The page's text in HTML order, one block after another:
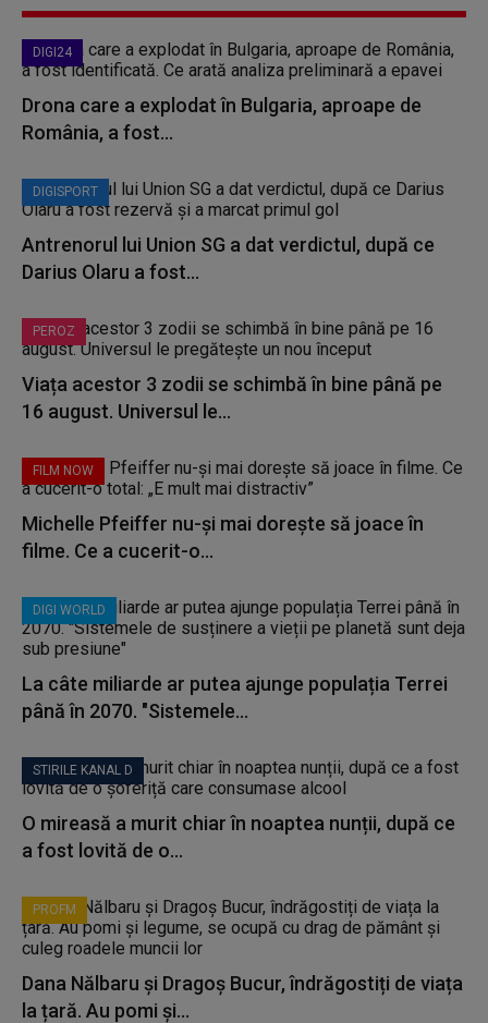
DIGI24
Drona care a explodat în Bulgaria, aproape de
România, a fost...
DIGISPORT
Antrenorul lui Union SG a dat verdictul, după ce
Darius Olaru a fost...
PEROZ
Viața acestor 3 zodii se schimbă în bine până pe
16 august. Universul le...
FILM NOW
Michelle Pfeiffer nu-și mai dorește să joace în
filme. Ce a cucerit-o...
DIGI WORLD
La câte miliarde ar putea ajunge populația Terrei
până în 2070. "Sistemele...
STIRILE KANAL D
O mireasă a murit chiar în noaptea nunții, după ce
a fost lovită de o...
PROFM
Dana Nălbaru și Dragoș Bucur, îndrăgostiți de viața
la țară. Au pomi și...